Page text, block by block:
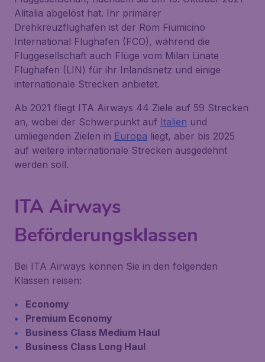
Alitalia abgelöst hat. Ihr primärer
Drehkreuzflughafen ist der Rom Fiumicino
International Flughafen (FCO), während die
Fluggesellschaft auch Flüge vom Milan Linate
Flughafen (LIN) für ihr Inlandsnetz und einige
internationale Strecken anbietet.
Ab 2021 fliegt ITA Airways 44 Ziele auf 59 Strecken
an, wobei der Schwerpunkt auf Italien und
umliegenden Zielen in Europa liegt, aber bis 2025
auf weitere internationale Strecken ausgedehnt
werden soll.
ITA Airways
Beförderungsklassen
Bei ITA Airways können Sie in den folgenden
Klassen reisen:
Economy
Premium Economy
Business Class Medium Haul
Business Class Long Haul